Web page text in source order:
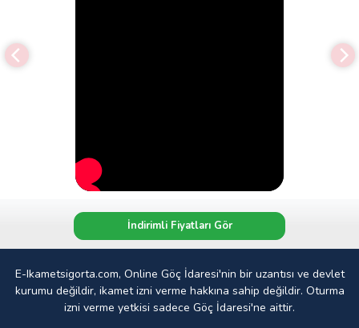
İndirimli Fiyatları Gör
E-Ikametsigorta.com, Online Göç İdaresi'nin bir uzantısı ve devlet
kurumu değildir, ikamet izni verme hakkına sahip değildir. Oturma
izni verme yetkisi sadece Göç İdaresi'ne aittir.